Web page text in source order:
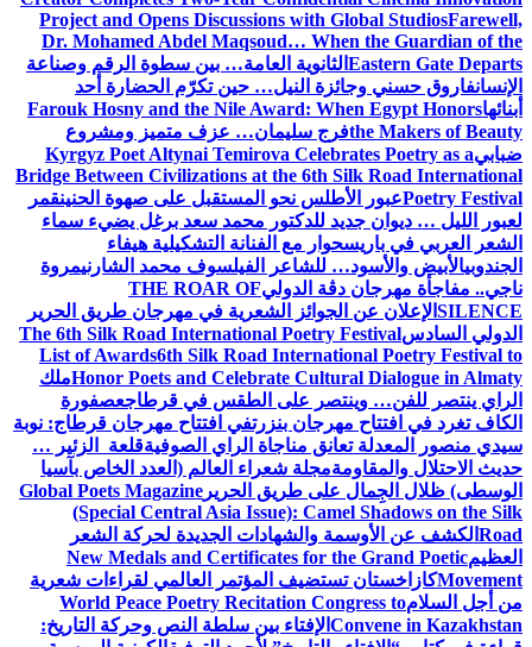
Project and Opens Discussions with Global StudiosFarewell,
Dr. Mohamed Abdel Maqsoud… When the Guardian of the
Eastern Gate Departs الثانوية العامة… بين سطوة الرقم وصناعة
الإنسانفاروق حسني وجائزة النيل… حين تكرّم الحضارة أحد
أبنائهاFarouk Hosny and the Nile Award: When Egypt Honors
the Makers of Beautyفرج سليمان… عزف متميز ومشروع
ضبابيKyrgyz Poet Altynai Temirova Celebrates Poetry as a
Bridge Between Civilizations at the 6th Silk Road International
Poetry Festivalعبور الأطلس نحو المستقبل على صهوة الحنينقمر
لعبور الليل … ديوان جديد للدكتور محمد سعد برغل يضيء سماء
الشعر العربي في باريسحوار مع الفنانة التشكيلية هيفاء
الجندوبيالأبيض والأسود… للشاعر الفيلسوف محمد الشارنيمروة
ناجي.. مفاجأة مهرجان دڨة الدوليTHE ROAR OF
SILENCE الإعلان عن الجوائز الشعرية في مهرجان طريق الحرير
الدولي السادسThe 6th Silk Road International Poetry Festival
List of Awards6th Silk Road International Poetry Festival to
Honor Poets and Celebrate Cultural Dialogue in Almatyملك
الراي ينتصر للفن… وينتصر على الطقس في قرطاجعصفورة
الكاف تغرد في افتتاح مهرجان بنزرتفي افتتاح مهرجان قرطاج: نوبة
سيدي منصور المعدلة تعانق مناجاة الراي الصوفيةقلعة الزئير …
حديث الاحتلال والمقاومةمجلة شعراء العالم (العدد الخاص بآسيا
الوسطى) ظلال الجِمال على طريق الحرير Global Poets Magazine
(Special Central Asia Issue): Camel Shadows on the Silk
Road الكشف عن الأوسمة والشهادات الجديدة لحركة الشعر
العظيمNew Medals and Certificates for the Grand Poetic
Movementكازاخستان تستضيف المؤتمر العالمي لقراءات شعرية
من أجل السلامWorld Peace Poetry Recitation Congress to
Convene in Kazakhstan الإفتاء بين سلطة النص وحركة التاريخ: